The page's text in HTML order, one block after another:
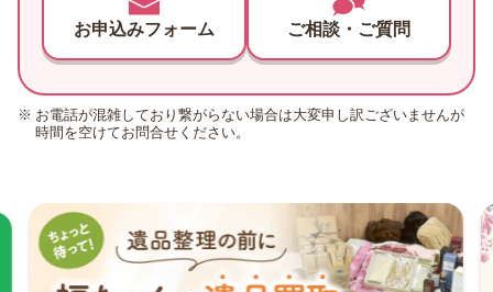
お申込みフォーム ご相談・ご質問
お電話が混雑しており繋がらない場合は大変申し訳ございませんが
時間を空けてお問合せください。